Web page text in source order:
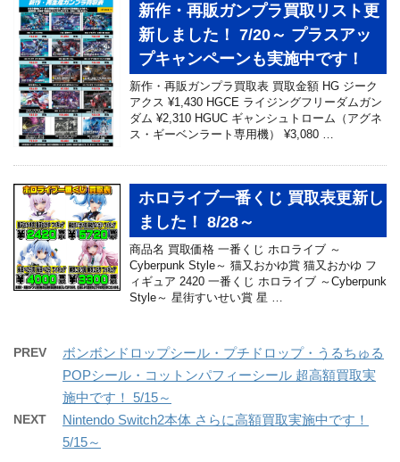
新作・再販ガンプラ買取リスト更
新しました！ 7/20～ プラスアッ
プキャンペーンも実施中です！
新作・再販ガンプラ買取表 買取金額 HG ジーク
アクス ¥1,430 HGCE ライジングフリーダムガン
ダム ¥2,310 HGUC ギャンシュトローム（アグネ
ス・ギーベンラート専用機） ¥3,080 …
ホロライブ一番くじ 買取表更新し
ました！ 8/28～
商品名 買取価格 一番くじ ホロライブ ～
Cyberpunk Style～ 猫又おかゆ賞 猫又おかゆ フ
ィギュア 2420 一番くじ ホロライブ ～Cyberpunk
Style～ 星街すいせい賞 星 …
PREV
ボンボンドロップシール・プチドロップ・うるちゅる
POPシール・コットンパフィーシール 超高額買取実
施中です！ 5/15～
NEXT
Nintendo Switch2本体 さらに高額買取実施中です！
5/15～